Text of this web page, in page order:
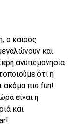
ο καιρός
και
ανυπομονησία
ότι η
ακόμα πιο fun!
είναι η
και